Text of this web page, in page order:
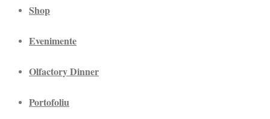
Shop
Evenimente
Olfactory Dinner
Portofoliu